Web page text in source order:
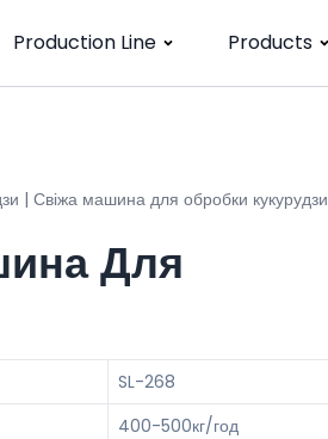
Production Line Products
| Свіжа машина для обробки кукурудзи
Для
SL-268
400-500кг/год